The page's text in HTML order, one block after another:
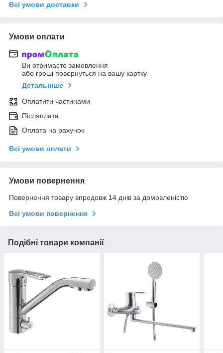
Всі умови доставки
Умови оплати
Ви отримаєте замовлення
або гроші повернуться на вашу картку
Детальніше
Оплатити частинами
Післяплата
Оплата на рахунок
Всі умови оплати
Умови повернення
Повернення товару впродовж 14 днів за домовленістю
Всі умови повернення
Подібні товари компанії